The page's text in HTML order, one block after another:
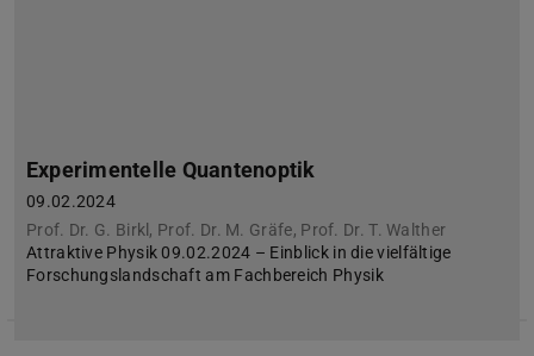
Experimentelle Quantenoptik
09.02.2024
Prof. Dr. G. Birkl, Prof. Dr. M. Gräfe, Prof. Dr. T. Walther
Attraktive Physik 09.02.2024 – Einblick in die vielfältige
Forschungslandschaft am Fachbereich Physik